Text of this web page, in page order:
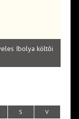
Ibolya költői
S V